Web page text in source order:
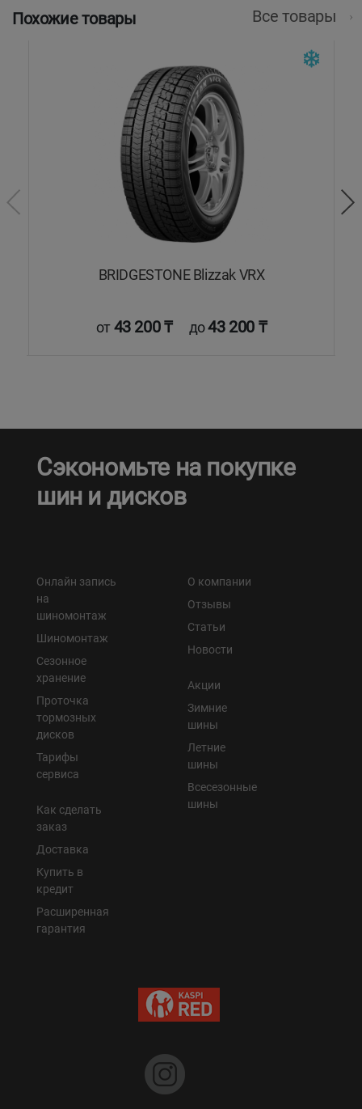
Похожие товары Все товары
BRIDGESTONE Blizzak VRX
от43 200 ₸ до43 200 ₸
Сэкономьте на покупке
шин и дисков
Онлайн запись
на
шиномонтаж
Шиномонтаж
Сезонное
хранение
Проточка
тормозных
дисков
Тарифы
сервиса
Как сделать
заказ
Доставка
Купить в
кредит
Расширенная
гарантия
О компании
Отзывы
Статьи
Новости
Акции
Зимние
шины
Летние
шины
Всесезонные
шины